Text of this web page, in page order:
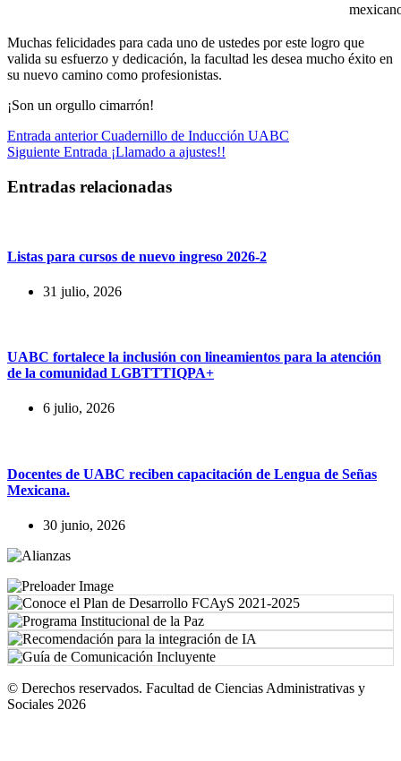
Muchas felicidades para cada uno de ustedes por este logro que
valida su esfuerzo y dedicación, la facultad les desea mucho éxito en
su nuevo camino como profesionistas.
¡Son un orgullo cimarrón!
Entrada anteriorCuadernillo de Inducción UABC
Siguiente Entrada ¡Llamado a ajustes!!
Entradas relacionadas
Listas para cursos de nuevo ingreso 2026-2
31 julio, 2026
UABC fortalece la inclusión con lineamientos para la atención
de la comunidad LGBTTTIQPA+
6 julio, 2026
Docentes de UABC reciben capacitación de Lengua de Señas
Mexicana.
30 junio, 2026
© Derechos reservados. Facultad de Ciencias Administrativas y
Sociales 2026